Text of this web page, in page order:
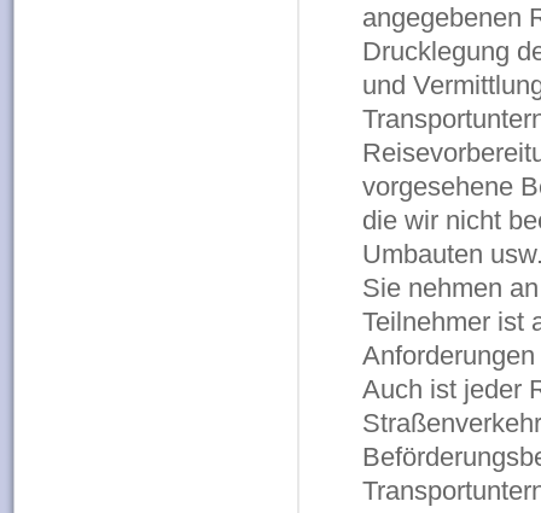
angegebenen
Drucklegung
und
vorgesehene
die wir nicht
Umbauten
Sie nehmen
Teilnehmer ist
Auch ist jeder